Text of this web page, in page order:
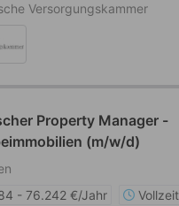
Versorgungskammer
Property Manager -
(m/w/d)
- 76.242 €/Jahr
Vollzeit